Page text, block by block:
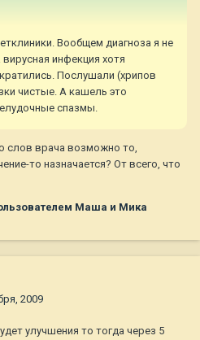
Вообщем диагноза я не
инфекция хотя
Послушали (хрипов
чистые. А кашель это
спазмы.
слов врача возможно то,
то назначается? От всего, что
Маша и Мика
2009
улучшения то тогда через 5